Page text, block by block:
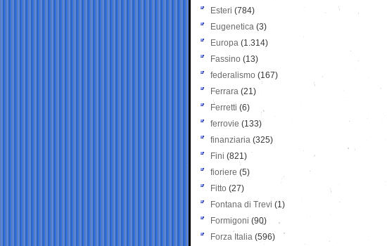
Esteri (784)
Eugenetica (3)
Europa (1.314)
Fassino (13)
federalismo (167)
Ferrara (21)
Ferretti (6)
ferrovie (133)
finanziaria (325)
Fini (821)
fioriere (5)
Fitto (27)
Fontana di Trevi (1)
Formigoni (90)
Forza Italia (596)